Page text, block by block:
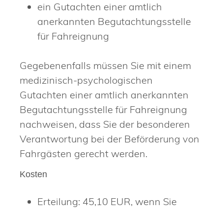
ein Gutachten einer amtlich
anerkannten Begutachtungsstelle
für Fahreignung
Gegebenenfalls müssen Sie mit einem
medizinisch-psychologischen
Gutachten einer amtlich anerkannten
Begutachtungsstelle für Fahreignung
nachweisen, dass Sie der besonderen
Verantwortung bei der Beförderung von
Fahrgästen gerecht werden.
Kosten
Erteilung: 45,10 EUR, wenn Sie